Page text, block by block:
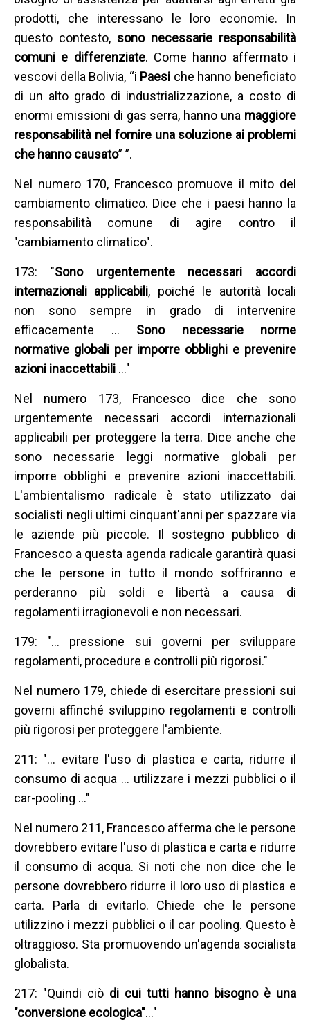
prodotti, che interessano le loro economie. In
questo contesto, sono necessarie responsabilità
comuni e differenziate. Come hanno affermato i
vescovi della Bolivia, “i Paesi che hanno beneficiato
di un alto grado di industrializzazione, a costo di
enormi emissioni di gas serra, hanno una maggiore
responsabilità nel fornire una soluzione ai problemi
che hanno causato” ”.
Nel numero 170, Francesco promuove il mito del
cambiamento climatico. Dice che i paesi hanno la
responsabilità comune di agire contro il
"cambiamento climatico".
173: "Sono urgentemente necessari accordi
internazionali applicabili, poiché le autorità locali
non sono sempre in grado di intervenire
efficacemente ... Sono necessarie norme
normative globali per imporre obblighi e prevenire
azioni inaccettabili ..."
Nel numero 173, Francesco dice che sono
urgentemente necessari accordi internazionali
applicabili per proteggere la terra. Dice anche che
sono necessarie leggi normative globali per
imporre obblighi e prevenire azioni inaccettabili.
L'ambientalismo radicale è stato utilizzato dai
socialisti negli ultimi cinquant'anni per spazzare via
le aziende più piccole. Il sostegno pubblico di
Francesco a questa agenda radicale garantirà quasi
che le persone in tutto il mondo soffriranno e
perderanno più soldi e libertà a causa di
regolamenti irragionevoli e non necessari.
179: "... pressione sui governi per sviluppare
regolamenti, procedure e controlli più rigorosi."
Nel numero 179, chiede di esercitare pressioni sui
governi affinché sviluppino regolamenti e controlli
più rigorosi per proteggere l'ambiente.
211: "... evitare l'uso di plastica e carta, ridurre il
consumo di acqua ... utilizzare i mezzi pubblici o il
car-pooling ..."
Nel numero 211, Francesco afferma che le persone
dovrebbero evitare l'uso di plastica e carta e ridurre
il consumo di acqua. Si noti che non dice che le
persone dovrebbero ridurre il loro uso di plastica e
carta. Parla di evitarlo. Chiede che le persone
utilizzino i mezzi pubblici o il car pooling. Questo è
oltraggioso. Sta promuovendo un'agenda socialista
globalista.
217: "Quindi ciò di cui tutti hanno bisogno è una
"conversione ecologica"..."